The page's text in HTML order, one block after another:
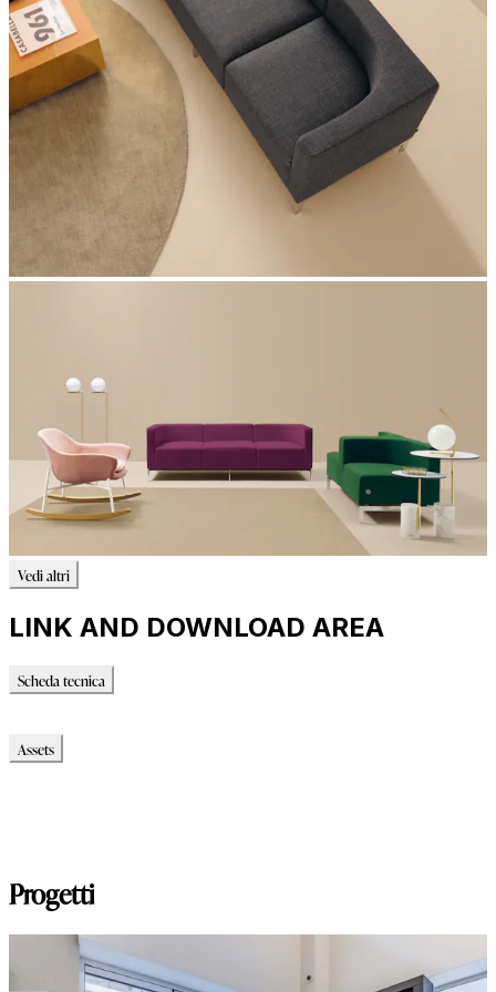
Vedi altri
LINK AND DOWNLOAD AREA
Scheda tecnica
Assets
Progetti